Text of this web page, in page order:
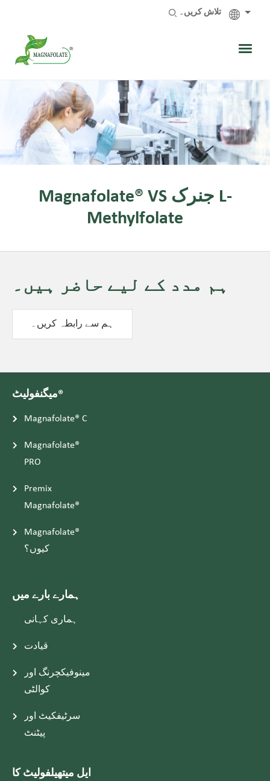
تلاش کریں۔
Magnafolate® VS جنرک L-
Methylfolate
ہم مدد کے لیے حاضر ہیں۔
ہم سے رابطہ کریں۔
میگنفولیٹ®
Magnafolate® C
Magnafolate®
PRO
Premix
Magnafolate®
Magnafolate®
کیوں؟
ہمارے بارے میں
ہماری کہانی
قیادت
مینوفیکچرنگ اور
کوالٹی
سرٹیفکیٹ اور
پیٹنٹ
ایل میتھیلفولیٹ کا